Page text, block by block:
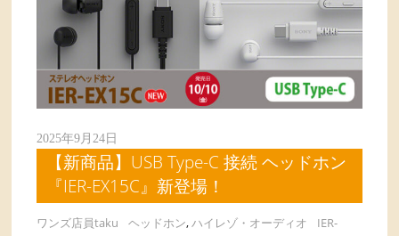
2025年9月24日
【新商品】USB Type-C 接続 ヘッドホン
『IER-EX15C』新登場！
ワンズ店員taku ヘッドホン,ハイレゾ・オーディオ
IER-